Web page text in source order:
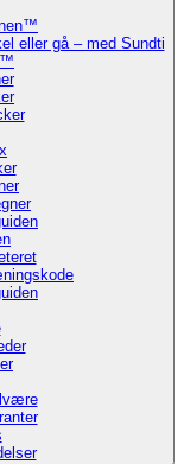
eller gå – med Sundti